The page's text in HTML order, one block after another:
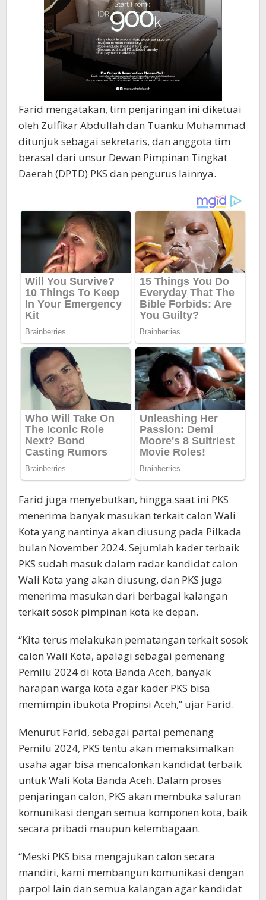
Farid mengatakan, tim penjaringan ini diketuai
oleh Zulfikar Abdullah dan Tuanku Muhammad
ditunjuk sebagai sekretaris, dan anggota tim
berasal dari unsur Dewan Pimpinan Tingkat
Daerah (DPTD) PKS dan pengurus lainnya.
Farid juga menyebutkan, hingga saat ini PKS
menerima banyak masukan terkait calon Wali
Kota yang nantinya akan diusung pada Pilkada
bulan November 2024. Sejumlah kader terbaik
PKS sudah masuk dalam radar kandidat calon
Wali Kota yang akan diusung, dan PKS juga
menerima masukan dari berbagai kalangan
terkait sosok pimpinan kota ke depan.
“Kita terus melakukan pematangan terkait sosok
calon Wali Kota, apalagi sebagai pemenang
Pemilu 2024 di kota Banda Aceh, banyak
harapan warga kota agar kader PKS bisa
memimpin ibukota Propinsi Aceh,” ujar Farid.
Menurut Farid, sebagai partai pemenang
Pemilu 2024, PKS tentu akan memaksimalkan
usaha agar bisa mencalonkan kandidat terbaik
untuk Wali Kota Banda Aceh. Dalam proses
penjaringan calon, PKS akan membuka saluran
komunikasi dengan semua komponen kota, baik
secara pribadi maupun kelembagaan.
“Meski PKS bisa mengajukan calon secara
mandiri, kami membangun komunikasi dengan
parpol lain dan semua kalangan agar kandidat